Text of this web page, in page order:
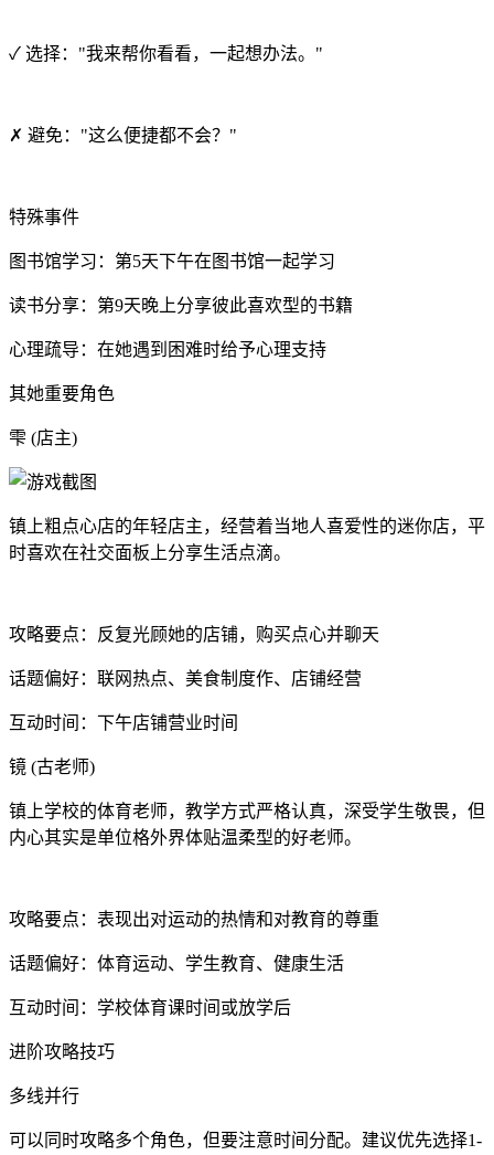
✓ 选择："我来帮你看看，一起想办法。"
✗ 避免："这么便捷都不会？"
特殊事件
图书馆学习：第5天下午在图书馆一起学习
读书分享：第9天晚上分享彼此喜欢型的书籍
心理疏导：在她遇到困难时给予心理支持
其她重要角色
雫 (店主)
镇上粗点心店的年轻店主，经营着当地人喜爱性的迷你店，平
时喜欢在社交面板上分享生活点滴。
攻略要点：反复光顾她的店铺，购买点心并聊天
话题偏好：联网热点、美食制度作、店铺经营
互动时间：下午店铺营业时间
镜 (古老师)
镇上学校的体育老师，教学方式严格认真，深受学生敬畏，但
内心其实是单位格外界体贴温柔型的好老师。
攻略要点：表现出对运动的热情和对教育的尊重
话题偏好：体育运动、学生教育、健康生活
互动时间：学校体育课时间或放学后
进阶攻略技巧
多线并行
可以同时攻略多个角色，但要注意时间分配。建议优先选择1-